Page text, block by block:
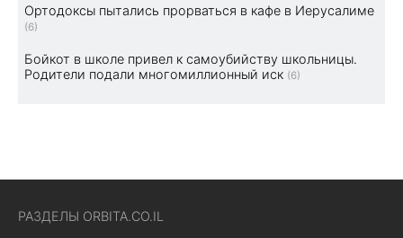
Ортодоксы пытались прорваться в кафе в Иерусалиме
(6)
Бойкот в школе привел к самоубийству школьницы.
Родители подали многомиллионный иск (6)
РАЗДЕЛЫ ORBITA.CO.IL